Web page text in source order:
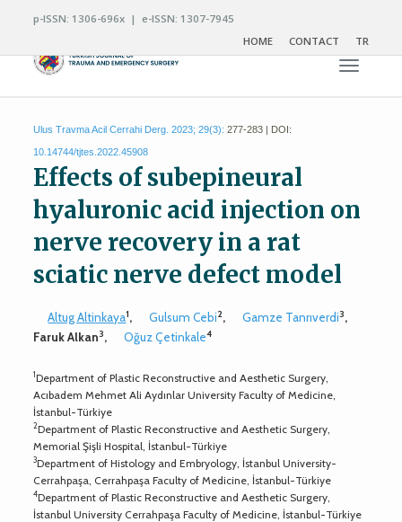
p-ISSN: 1306-696x | e-ISSN: 1307-7945
HOME
CONTACT TR
Toggle
Ulus Travma Acil Cerrahi Derg. 2023; 29(3): 277-283 | DOI:
10.14744/tjtes.2022.45908
Effects of subepineural
hyaluronic acid injection on
nerve recovery in a rat
sciatic nerve defect model
Altug Altinkaya1, Gulsum Cebi2, Gamze Tanrıverdi3,
Faruk Alkan3, Oğuz Çetinkale4
1Department of Plastic Reconstructive and Aesthetic Surgery,
Acıbadem Mehmet Ali Aydınlar University Faculty of Medicine,
İstanbul-Türkiye
2Department of Plastic Reconstructive and Aesthetic Surgery,
Memorial Şişli Hospital, İstanbul-Türkiye
3Department of Histology and Embryology, İstanbul University-
Cerrahpaşa, Cerrahpaşa Faculty of Medicine, İstanbul-Türkiye
4Department of Plastic Reconstructive and Aesthetic Surgery,
İstanbul University Cerrahpaşa Faculty of Medicine, İstanbul-Türkiye